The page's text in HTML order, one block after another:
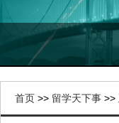
首页 >> 留学天下事 >>